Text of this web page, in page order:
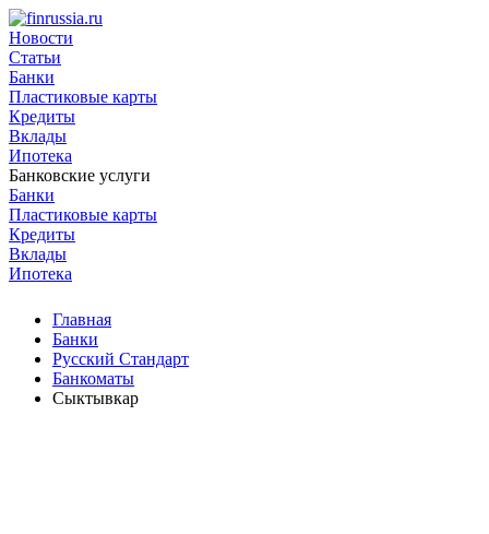
Новости
Статьи
Банки
Пластиковые карты
Кредиты
Вклады
Ипотека
Банковские услуги
Банки
Пластиковые карты
Кредиты
Вклады
Ипотека
Главная
Банки
Русский Стандарт
Банкоматы
Сыктывкар